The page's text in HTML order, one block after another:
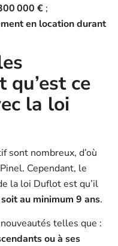
000 € ;
en location durant
qu’est ce
la loi
sont nombreux, d’où
Cependant, le
la loi Duflot est qu’il
au minimum 9 ans.
telles que :
ou à ses